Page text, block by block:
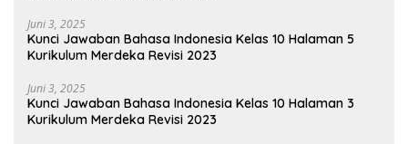
Juni 3, 2025
Kunci Jawaban Bahasa Indonesia Kelas 10 Halaman 5
Kurikulum Merdeka Revisi 2023
Juni 3, 2025
Kunci Jawaban Bahasa Indonesia Kelas 10 Halaman 3
Kurikulum Merdeka Revisi 2023